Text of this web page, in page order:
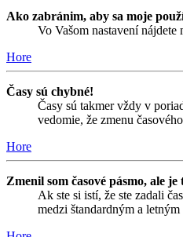
Ako zabránim, aby sa moje
Vo Vašom nastavení nájdete
Hore
Časy sú chybné!
Časy sú takmer vždy v
vedomie, že zmenu
Hore
Zmenil som časové pásmo, ale je
Ak ste si istí, že ste zadali
medzi štandardným a